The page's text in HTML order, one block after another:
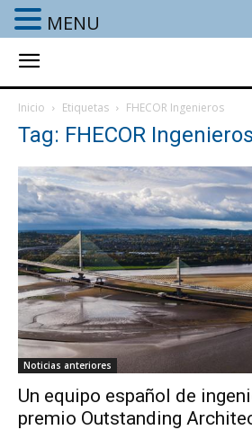
Inicio Etiquetas FHECOR Ingenieros
Tag: FHECOR Ingenieros
Noticias anteriores
Un equipo español de
premio Outstanding
MENU